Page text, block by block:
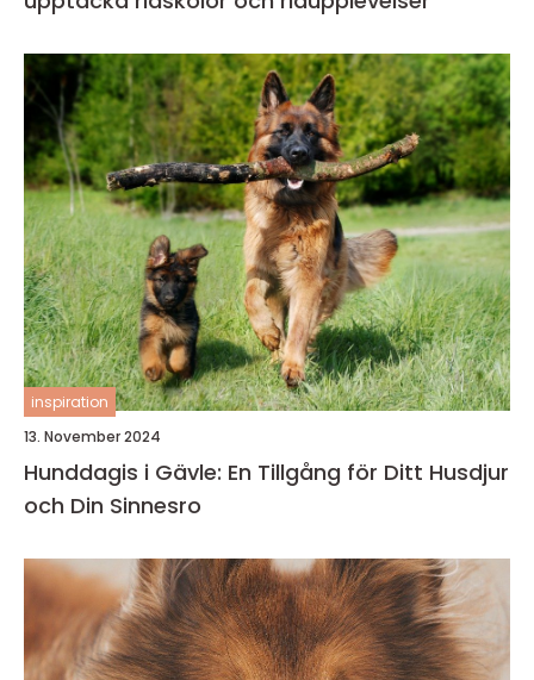
inspiration
13. November 2024
Hunddagis i Gävle: En Tillgång för Ditt Husdjur
och Din Sinnesro